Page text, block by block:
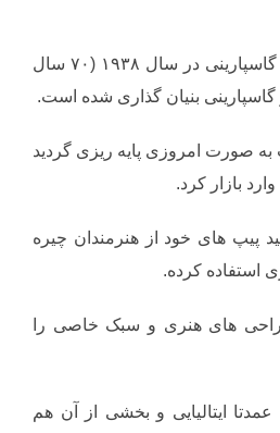
: پیپ برند گاسپارینی در سال ۱۹۳۸ (۷۰ سال
بنیان گذاری شده است.
شرکت به صورت امروزی پایه ریزی گردید
بازار کرد.
پیپ های خود از هنرمندان چیره
کرده.
های هنری و سبک خاصی را
ایتالیایی و بخشی از آن هم